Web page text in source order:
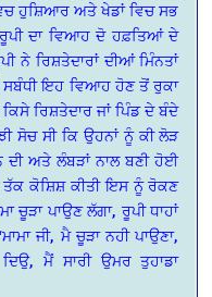
ਹੁਸ਼ਿਆਰ ਅਤੇ ਖੇਡਾਂ ਵਿਚ ਸਭ
ਦਾ ਵਿਆਹ ਦੋ ਹਫ਼ਤਿਆਂ ਦੇ
ਨੇ ਰਿਸ਼ਤੇਦਾਰਾਂ ਦੀਆਂ ਮਿੰਨਤਾਂ
ਇਹ ਵਿਆਹ ਹੋਣ ਤੋਂ ਰੁਕਾ
ਰਿਸ਼ਤੇਦਾਰ ਜਾਂ ਪਿੰਡ ਦੇ ਬੰਦੇ
ਸੋਚ ਸੀ ਕਿ ਉਹਨਾਂ ਨੂੰ ਕੀ ਲੋੜ
ਅਤੇ ਲੰਬੜਾਂ ਨਾਲ ਬਣੀ ਹੋਈ
ਤੱਕ ਕੋਸ਼ਿਸ਼ ਕੀਤੀ ਇਸ ਨੂੰ ਰੋਕਣ
ਪਾਉਣ ਲੱਗਾ, ਰੂਪੀ ਧਾਹਾਂ
ਜੀ, ਮੈ ਚੂੜਾ ਨਹੀ ਪਾਉਣਾ,
ਮੈਂ ਸਾਰੀ ਉਮਰ ਤੁਹਾਡਾ